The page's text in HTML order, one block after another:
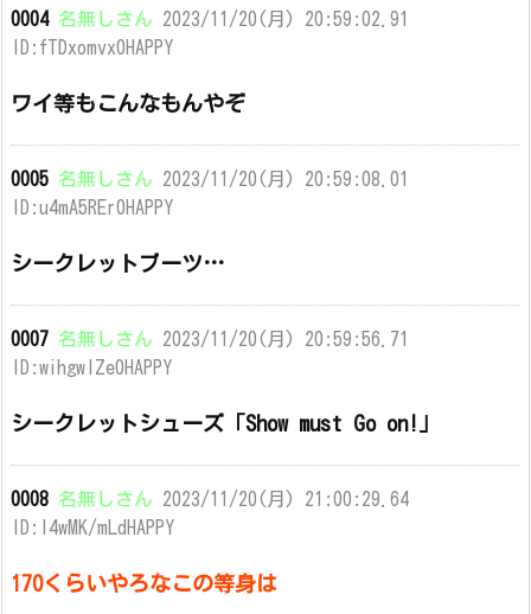
0004 名無しさん 2023/11/20(月) 20:59:02.91
ID:fTDxomvx0HAPPY
ワイ等もこんなもんやぞ
0005 名無しさん 2023/11/20(月) 20:59:08.01
ID:u4mA5REr0HAPPY
シークレットブーツ…
0007 名無しさん 2023/11/20(月) 20:59:56.71
ID:wihgwlZe0HAPPY
シークレットシューズ「Show must Go on!」
0008 名無しさん 2023/11/20(月) 21:00:29.64
ID:l4wMK/mLdHAPPY
170くらいやろなこの等身は